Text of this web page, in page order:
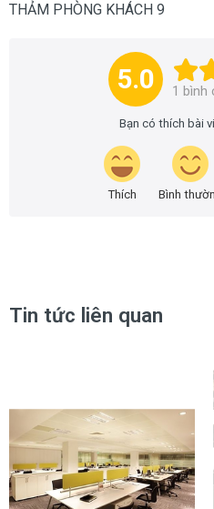
THẢM PHÒNG KHÁCH 9
5.0 1 bình
Bạn có thích bài
Thích Bình
Tin tức liên quan